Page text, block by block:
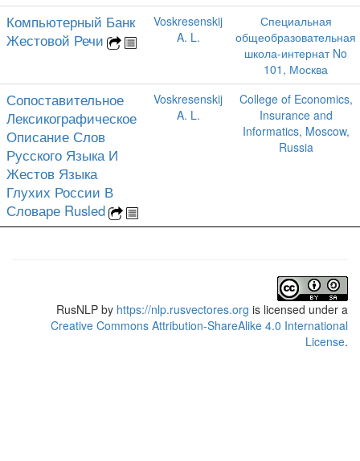
Компьютерный Банк
Жестовой Речи
Voskresenskij
A. L.
Специальная
общеобразовательная
школа-интернат No
101, Москва
Сопоставительное
Лексикографическое
Описание Слов
Русского Языка И
Жестов Языка
Глухих России В
Словаре Rusled
Voskresenskij
A. L.
College of Economics,
Insurance and
Informatics, Moscow,
Russia
RusNLP by https://nlp.rusvectores.org is licensed under a
Creative Commons Attribution-ShareAlike 4.0 International
License.